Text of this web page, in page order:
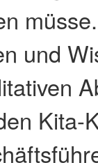
müsse.
und
Kita-